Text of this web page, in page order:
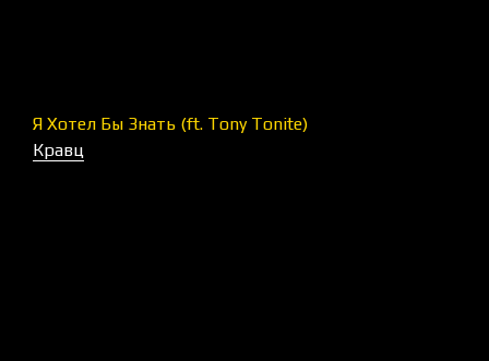
Я Хотел Бы Знать (ft. Tony Tonite)
Кравц